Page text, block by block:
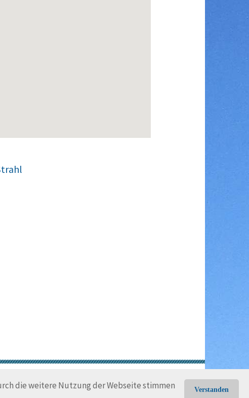
Verstanden
die weitere Nutzung der Webseite stimmen